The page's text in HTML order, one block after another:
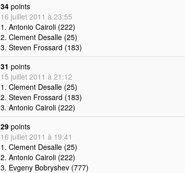
34 points
16 juillet 2011 à 23:55
1. Antonio Cairoli (222)
2. Clement Desalle (25)
3. Steven Frossard (183)
31 points
15 juillet 2011 à 21:12
1. Clement Desalle (25)
2. Steven Frossard (183)
3. Antonio Cairoli (222)
29 points
16 juillet 2011 à 19:41
1. Clement Desalle (25)
2. Antonio Cairoli (222)
3. Evgeny Bobryshev (777)